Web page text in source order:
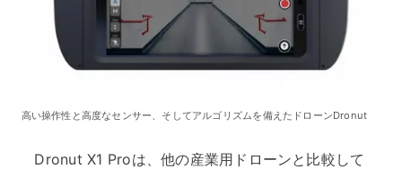
高い操作性と高度なセンサー、そしてアルゴリズムを備えたドローンDronut
Dronut X1 Proは、他の産業用ドローンと比較して